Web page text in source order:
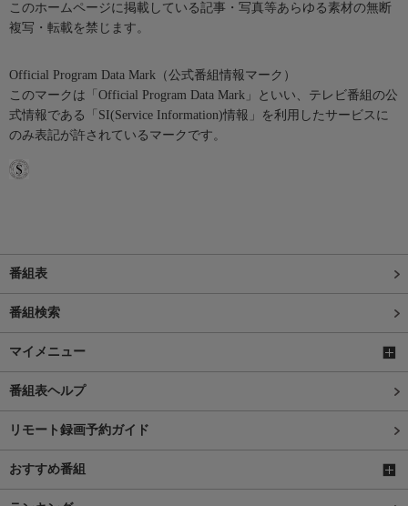
このホームページに掲載している記事・写真等あらゆる素材の無断
複写・転載を禁じます。
Official Program Data Mark（公式番組情報マーク）
このマークは「Official Program Data Mark」といい、テレビ番組の公
式情報である「SI(Service Information)情報」を利用したサービスに
のみ表記が許されているマークです。
番組表
番組検索
マイメニュー
番組表ヘルプ
リモート録画予約ガイド
おすすめ番組